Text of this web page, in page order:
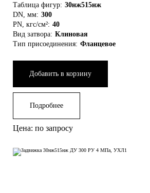
Таблица фигур: 30нж515нж
DN, мм: 300
PN, кгс/см²: 40
Вид затвора: Клиновая
Тип присоединения: Фланцевое
Добавить в корзину
Подробнее
Цена: по запросу